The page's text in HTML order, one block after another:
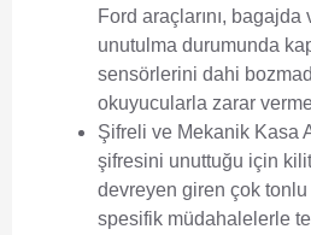
Ford araçlarını,
unutulma durumunda
sensörlerini dahi
okuyucularla zarar
Şifreli ve Mekanik Kasa
şifresini unuttuğu için
devreyen giren çok
spesifik müdahalelerle